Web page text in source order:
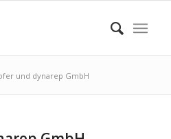
und dynarep GmbH